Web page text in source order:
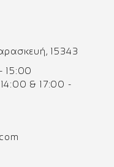
15343
15:00
& 17:00 -